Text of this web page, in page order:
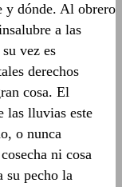
y dónde. Al obrero
a las
vez es
derechos
cosa. El
las lluvias este
o nunca
ni cosa
su pecho la